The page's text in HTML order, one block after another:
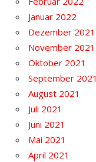
Januar 2022
Dezember 2021
November 2021
Oktober 2021
September 2021
August 2021
Juli 2021
Juni 2021
Mai 2021
April 2021